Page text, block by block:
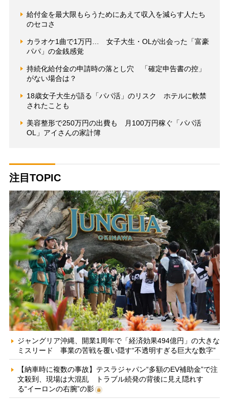
給付金を最大限もらうためにあえて収入を減らす人たち
のセコさ
カラオケ1曲で1万円… 女子大生・OLが出会った「富豪
パパ」の金銭感覚
持続化給付金の申請時の落とし穴 「確定申告書の控」
がない場合は？
18歳女子大生が語る「パパ活」のリスク ホテルに軟禁
されたことも
美容整形で250万円の出費も 月100万円稼ぐ「パパ活
OL」アイさんの家計簿
注目TOPIC
ジャングリア沖縄、開業1周年で「経済効果494億円」の大きな
ミスリード 事業の苦戦を覆い隠す“不透明すぎる巨大な数字”
【納車時に複数の事故】テスラジャパン“多額のEV補助金”で注
文殺到、現場は大混乱 トラブル続発の背後に見え隠れす
る“イーロンの右腕”の影